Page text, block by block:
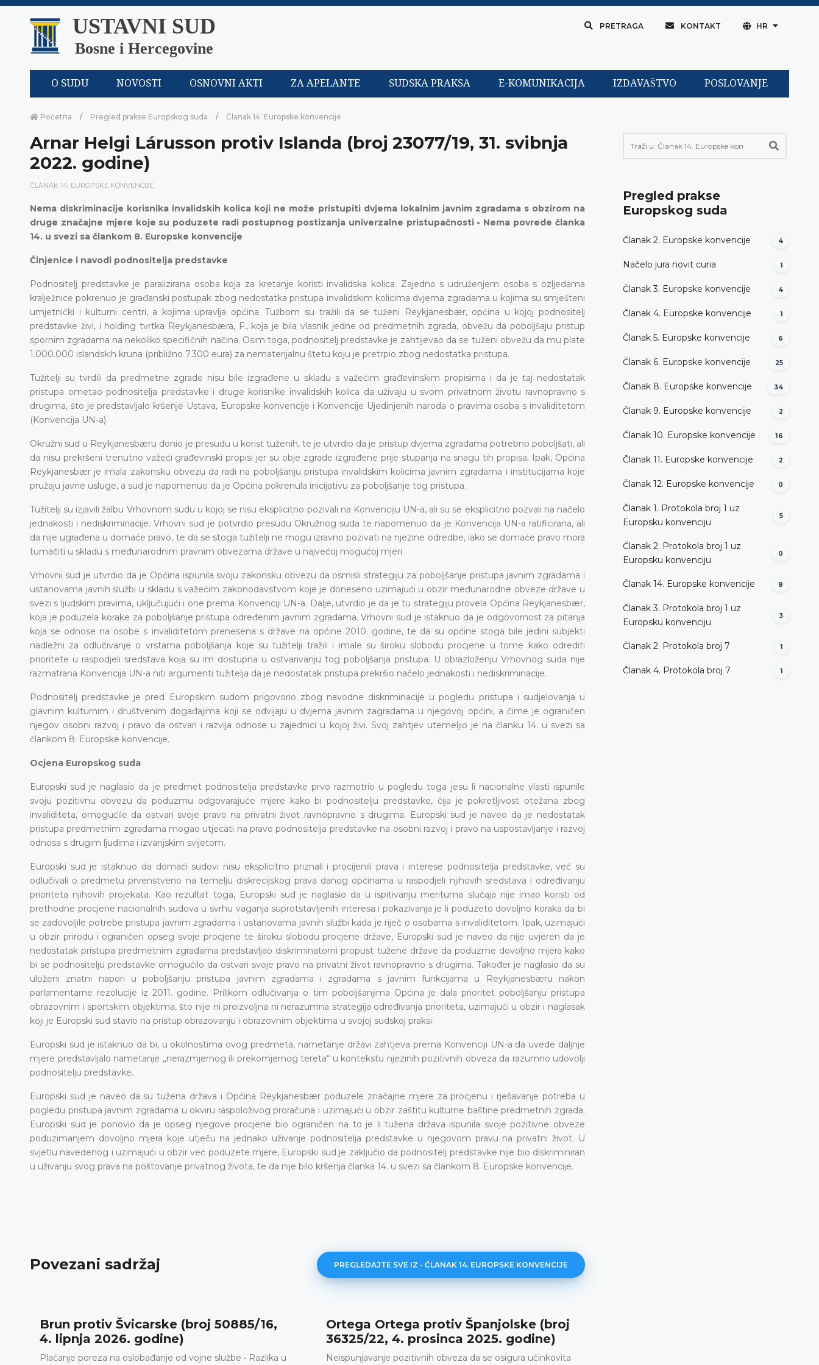
USTAVNI SUD
Bosne i Hercegovine
PRETRAGA KONTAKT HR
O SUDU NOVOSTI OSNOVNI AKTI ZA APELANTE SUDSKA PRAKSA E-KOMUNIKACIJA IZDAVAŠTVO POSLOVANJE
Početna Pregled prakse Europskog suda Članak 14. Europske konvencije
Arnar Helgi Lárusson protiv Islanda (broj 23077/19, 31. svibnja
2022. godine)
ČLANAK 14. EUROPSKE KONVENCIJE
Nema diskriminacije korisnika invalidskih kolica koji ne može pristupiti dvjema lokalnim javnim zgradama s obzirom na
druge značajne mjere koje su poduzete radi postupnog postizanja univerzalne pristupačnosti • Nema povrede članka
14. u svezi sa člankom 8. Europske konvencije
Činjenice i navodi podnositelja predstavke
Podnositelj predstavke je paralizirana osoba koja za kretanje koristi invalidska kolica. Zajedno s udruženjem osoba s ozljedama
kralježnice pokrenuo je građanski postupak zbog nedostatka pristupa invalidskim kolicima dvjema zgradama u kojima su smješteni
umjetnički i kulturni centri, a kojima upravlja općina. Tužbom su tražili da se tuženi Reykjanesbær, općina u kojoj podnositelj
predstavke živi, i holding tvrtka Reykjanesbæra, F., koja je bila vlasnik jedne od predmetnih zgrada, obvežu da poboljšaju pristup
spornim zgradama na nekoliko specifičnih načina. Osim toga, podnositelj predstavke je zahtijevao da se tuženi obvežu da mu plate
1.000.000 islandskih kruna (približno 7.300 eura) za nematerijalnu štetu koju je pretrpio zbog nedostatka pristupa.
Tužitelji su tvrdili da predmetne zgrade nisu bile izgrađene u skladu s važećim građevinskim propisima i da je taj nedostatak
pristupa ometao podnositelja predstavke i druge korisnike invalidskih kolica da uživaju u svom privatnom životu ravnopravno s
drugima, što je predstavljalo kršenje Ustava, Europske konvencije i Konvencije Ujedinjenih naroda o pravima osoba s invaliditetom
(Konvencija UN-a).
Okružni sud u Reykjanesbæru donio je presudu u korist tuženih, te je utvrdio da je pristup dvjema zgradama potrebno poboljšati, ali
da nisu prekršeni trenutno važeći građevinski propisi jer su obje zgrade izgrađene prije stupanja na snagu tih propisa. Ipak, Općina
Reykjanesbær je imala zakonsku obvezu da radi na poboljšanju pristupa invalidskim kolicima javnim zgradama i institucijama koje
pružaju javne usluge, a sud je napomenuo da je Općina pokrenula inicijativu za poboljšanje tog pristupa.
Tužitelji su izjavili žalbu Vrhovnom sudu u kojoj se nisu eksplicitno pozivali na Konvenciju UN-a, ali su se eksplicitno pozvali na načelo
jednakosti i nediskriminacije. Vrhovni sud je potvrdio presudu Okružnog suda te napomenuo da je Konvencija UN-a ratificirana, ali
da nije ugrađena u domaće pravo, te da se stoga tužitelji ne mogu izravno pozivati na njezine odredbe, iako se domaće pravo mora
tumačiti u skladu s međunarodnim pravnim obvezama države u najvećoj mogućoj mjeri.
Vrhovni sud je utvrdio da je Općina ispunila svoju zakonsku obvezu da osmisli strategiju za poboljšanje pristupa javnim zgradama i
ustanovama javnih službi u skladu s važećim zakonodavstvom koje je doneseno uzimajući u obzir međunarodne obveze države u
svezi s ljudskim pravima, uključujući i one prema Konvenciji UN-a. Dalje, utvrdio je da je tu strategiju provela Općina Reykjanesbær,
koja je poduzela korake za poboljšanje pristupa određenim javnim zgradama. Vrhovni sud je istaknuo da je odgovornost za pitanja
koja se odnose na osobe s invaliditetom prenesena s države na općine 2010. godine, te da su općine stoga bile jedini subjekti
nadležni za odlučivanje o vrstama poboljšanja koje su tužitelji tražili i imale su široku slobodu procjene u tome kako odrediti
prioritete u raspodjeli sredstava koja su im dostupna u ostvarivanju tog poboljšanja pristupa. U obrazloženju Vrhovnog suda nije
razmatrana Konvencija UN-a niti argumenti tužitelja da je nedostatak pristupa prekršio načelo jednakosti i nediskriminacije.
Podnositelj predstavke je pred Europskim sudom prigovorio zbog navodne diskriminacije u pogledu pristupa i sudjelovanja u
glavnim kulturnim i društvenim događajima koji se odvijaju u dvjema javnim zagradama u njegovoj općini, a čime je ograničen
njegov osobni razvoj i pravo da ostvari i razvija odnose u zajednici u kojoj živi. Svoj zahtjev utemeljio je na članku 14. u svezi sa
člankom 8. Europske konvencije.
Ocjena Europskog suda
Europski sud je naglasio da je predmet podnositelja predstavke prvo razmotrio u pogledu toga jesu li nacionalne vlasti ispunile
svoju pozitivnu obvezu da poduzmu odgovarajuće mjere kako bi podnositelju predstavke, čija je pokretljivost otežana zbog
invaliditeta, omogućile da ostvari svoje pravo na privatni život ravnopravno s drugima. Europski sud je naveo da je nedostatak
pristupa predmetnim zgradama mogao utjecati na pravo podnositelja predstavke na osobni razvoj i pravo na uspostavljanje i razvoj
odnosa s drugim ljudima i izvanjskim svijetom.
Europski sud je istaknuo da domaći sudovi nisu eksplicitno priznali i procijenili prava i interese podnositelja predstavke, već su
odlučivali o predmetu prvenstveno na temelju diskrecijskog prava danog općinama u raspodjeli njihovih sredstava i određivanju
prioriteta njihovih projekata. Kao rezultat toga, Europski sud je naglasio da u ispitivanju merituma slučaja nije imao koristi od
prethodne procjene nacionalnih sudova u svrhu vaganja suprotstavljenih interesa i pokazivanja je li poduzeto dovoljno koraka da bi
se zadovoljile potrebe pristupa javnim zgradama i ustanovama javnih službi kada je riječ o osobama s invaliditetom. Ipak, uzimajući
u obzir prirodu i ograničen opseg svoje procjene te široku slobodu procjene države, Europski sud je naveo da nije uvjeren da je
nedostatak pristupa predmetnim zgradama predstavljao diskriminatorni propust tužene države da poduzme dovoljno mjera kako
bi se podnositelju predstavke omogućilo da ostvari svoje pravo na privatni život ravnopravno s drugima. Također je naglasio da su
uloženi znatni napori u poboljšanju pristupa javnim zgradama i zgradama s javnim funkcijama u Reykjanesbæru nakon
parlamentarne rezolucije iz 2011. godine. Prilikom odlučivanja o tim poboljšanjima Općina je dala prioritet poboljšanju pristupa
obrazovnim i sportskim objektima, što nije ni proizvoljna ni nerazumna strategija određivanja prioriteta, uzimajući u obzir i naglasak
koji je Europski sud stavio na pristup obrazovanju i obrazovnim objektima u svojoj sudskoj praksi.
Europski sud je istaknuo da bi, u okolnostima ovog predmeta, nametanje državi zahtjeva prema Konvenciji UN-a da uvede daljnje
mjere predstavljalo nametanje „nerazmjernog ili prekomjernog tereta“ u kontekstu njezinih pozitivnih obveza da razumno udovolji
podnositelju predstavke.
Europski sud je naveo da su tužena država i Općina Reykjanesbær poduzele značajne mjere za procjenu i rješavanje potreba u
pogledu pristupa javnim zgradama u okviru raspoloživog proračuna i uzimajući u obzir zaštitu kulturne baštine predmetnih zgrada.
Europski sud je ponovio da je opseg njegove procjene bio ograničen na to je li tužena država ispunila svoje pozitivne obveze
poduzimanjem dovoljno mjera koje utječu na jednako uživanje podnositelja predstavke u njegovom pravu na privatni život. U
svjetlu navedenog i uzimajući u obzir već poduzete mjere, Europski sud je zaključio da podnositelj predstavke nije bio diskriminiran
u uživanju svog prava na poštovanje privatnog života, te da nije bilo kršenja članka 14. u svezi sa člankom 8. Europske konvencije.
Povezani sadržaj PREGLEDAJTE SVE IZ - ČLANAK 14. EUROPSKE KONVENCIJE
Brun protiv Švicarske (broj 50885/16,
4. lipnja 2026. godine)
Plaćanje poreza na oslobađanje od vojne službe • Razlika u
Ortega Ortega protiv Španjolske (broj
36325/22, 4. prosinca 2025. godine)
Neispunjavanje pozitivnih obveza da se osigura učinkovita
Pregled prakse
Europskog suda
Članak 2. Europske konvencije 4
Načelo jura novit curia 1
Članak 3. Europske konvencije 4
Članak 4. Europske konvencije 1
Članak 5. Europske konvencije 6
Članak 6. Europske konvencije 25
Članak 8. Europske konvencije 34
Članak 9. Europske konvencije 2
Članak 10. Europske konvencije 16
Članak 11. Europske konvencije 2
Članak 12. Europske konvencije 0
Članak 1. Protokola broj 1 uz
Europsku konvenciju
5
Članak 2. Protokola broj 1 uz
Europsku konvenciju
0
Članak 14. Europske konvencije 8
Članak 3. Protokola broj 1 uz
Europsku konvenciju
3
Članak 2. Protokola broj 7 1
Članak 4. Protokola broj 7 1